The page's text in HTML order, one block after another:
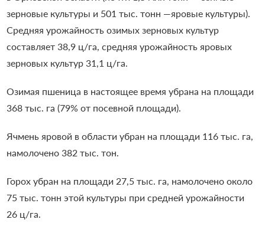
зерновые культуры и 501 тыс. тонн —яровые культуры).
Средняя урожайность озимых зерновых культур
составляет 38,9 ц/га, средняя урожайность яровых
зерновых культур 31,1 ц/га.
Озимая пшеница в настоящее время убрана на площади
368 тыс. га (79% от посевной площади).
Ячмень яровой в области убран на площади 116 тыс. га,
намолочено 382 тыс. тон.
Горох убран на площади 27,5 тыс. га, намолочено около
75 тыс. тонн этой культуры при средней урожайности
26 ц/га.